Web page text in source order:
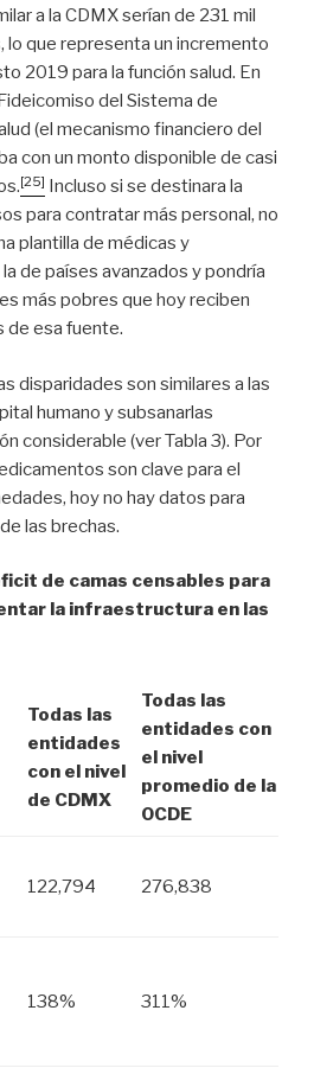
a la CDMX serían de 231 mil
lo que representa un incremento
2019 para la función salud. En
del Sistema de
(el mecanismo financiero del
con un monto disponible de casi
[25] Incluso si se destinara la
para contratar más personal, no
plantilla de médicas y
de países avanzados y pondría
más pobres que hoy reciben
esa fuente.
disparidades son similares a las
humano y subsanarlas
considerable (ver Tabla 3). Por
son clave para el
hoy no hay datos para
las brechas.
de camas censables para
la infraestructura en las
Todas las
entidades
con el nivel
de CDMX
Todas las
entidades con
el nivel
promedio de la
OCDE
122,794 276,838
138% 311%